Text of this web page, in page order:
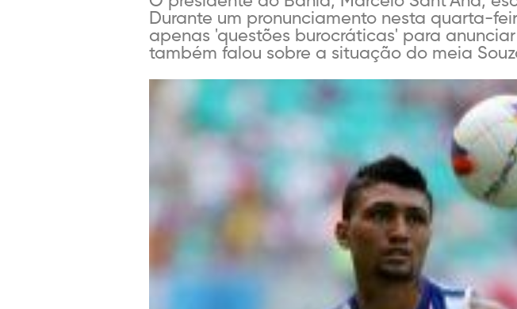
Durante um pronunciamento nesta quarta-
apenas 'questões burocráticas' para
também falou sobre a situação do meia